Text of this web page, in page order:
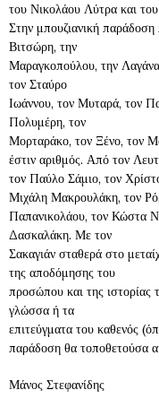
του Νικολάου Λύτρα και
Στην μπουζιανική
Βιτσώρη, την
Μαραγκοπούλου, την
τον Σταύρο
Ιωάννου, τον Μυταρά, τον
Πολυμέρη, τον
Μορταράκο, τον Ξένο, τον
έστιν αριθμός. Από τον
τον Παύλο Σάμιο, τον
Μιχάλη Μακρουλάκη, τον
Παπανικολάου, τον Κώστα
Δασκαλάκη. Με τον
Σακαγιάν σταθερά στο
της αποδόμησης του
προσώπου και της
γλώσσα ή τα
επιτεύγματα του καθενός
παράδοση θα τοποθετούσα
Μάνος Στεφανίδης